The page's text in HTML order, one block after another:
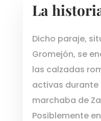
La
Dicho paraje,
Gromejón, se
las calzadas
activas durante
marchaba de
Posiblemente